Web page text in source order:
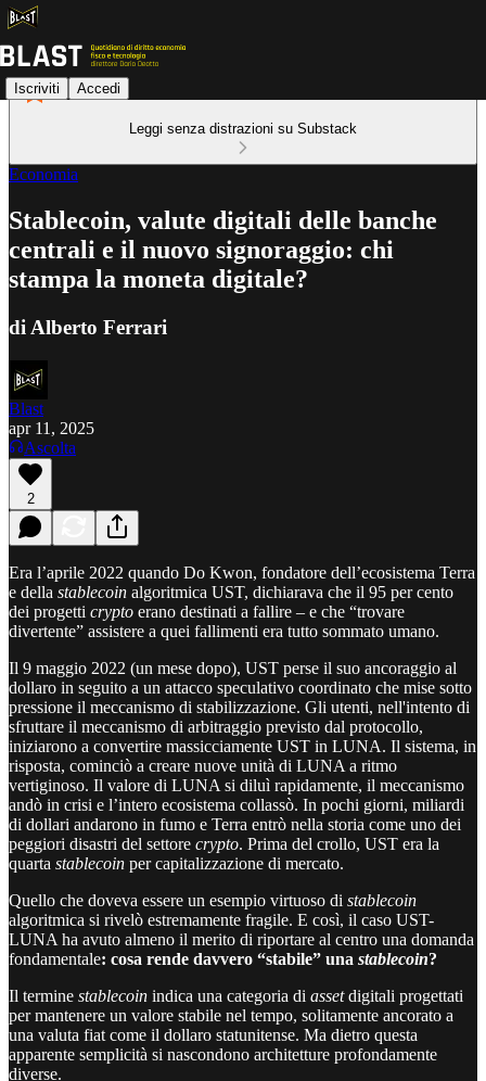
Iscriviti Accedi
Leggi senza distrazioni su Substack
Economia
Stablecoin, valute digitali delle banche
centrali e il nuovo signoraggio: chi
stampa la moneta digitale?
di Alberto Ferrari
Blast
apr 11, 2025
Ascolta
2
Era l’aprile 2022 quando Do Kwon, fondatore dell’ecosistema Terra
e della stablecoin algoritmica UST, dichiarava che il 95 per cento
dei progetti crypto erano destinati a fallire – e che “trovare
divertente” assistere a quei fallimenti era tutto sommato umano.
Il 9 maggio 2022 (un mese dopo), UST perse il suo ancoraggio al
dollaro in seguito a un attacco speculativo coordinato che mise sotto
pressione il meccanismo di stabilizzazione. Gli utenti, nell'intento di
sfruttare il meccanismo di arbitraggio previsto dal protocollo,
iniziarono a convertire massicciamente UST in LUNA. Il sistema, in
risposta, cominciò a creare nuove unità di LUNA a ritmo
vertiginoso. Il valore di LUNA si diluì rapidamente, il meccanismo
andò in crisi e l’intero ecosistema collassò. In pochi giorni, miliardi
di dollari andarono in fumo e Terra entrò nella storia come uno dei
peggiori disastri del settore crypto. Prima del crollo, UST era la
quarta stablecoin per capitalizzazione di mercato.
Quello che doveva essere un esempio virtuoso di stablecoin
algoritmica si rivelò estremamente fragile. E così, il caso UST-
LUNA ha avuto almeno il merito di riportare al centro una domanda
fondamentale: cosa rende davvero “stabile” una stablecoin?
Il termine stablecoin indica una categoria di assetdigitali progettati
per mantenere un valore stabile nel tempo, solitamente ancorato a
una valuta fiat come il dollaro statunitense. Ma dietro questa
apparente semplicità si nascondono architetture profondamente
diverse.